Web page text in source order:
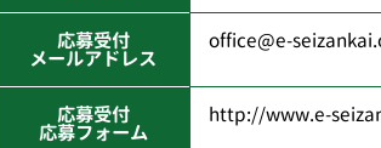
応募受付
メールアドレス
office@e-
応募受付
応募フォーム
http://www.e-